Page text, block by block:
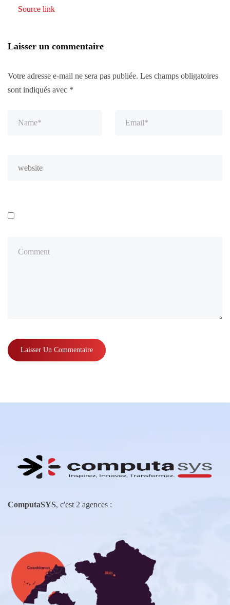
Source link
Laisser un commentaire
Votre adresse e-mail ne sera pas publiée. Les champs obligatoires
sont indiqués avec *
ComputaSYS, c'est 2 agences :